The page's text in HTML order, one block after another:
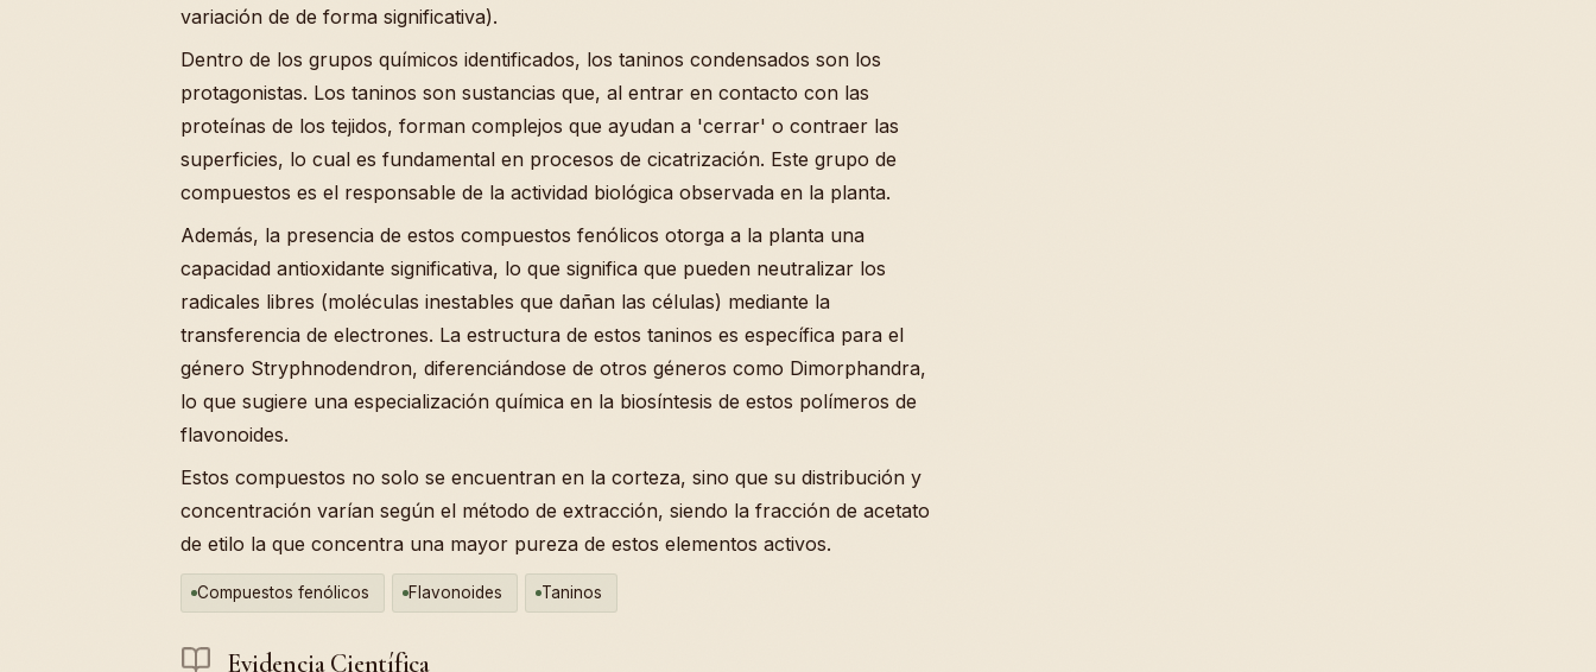
variación de de forma significativa).
Dentro de los grupos químicos identificados, los taninos condensados son los
protagonistas. Los taninos son sustancias que, al entrar en contacto con las
proteínas de los tejidos, forman complejos que ayudan a 'cerrar' o contraer las
superficies, lo cual es fundamental en procesos de cicatrización. Este grupo de
compuestos es el responsable de la actividad biológica observada en la planta.
Además, la presencia de estos compuestos fenólicos otorga a la planta una
capacidad antioxidante significativa, lo que significa que pueden neutralizar los
radicales libres (moléculas inestables que dañan las células) mediante la
transferencia de electrones. La estructura de estos taninos es específica para el
género Stryphnodendron, diferenciándose de otros géneros como Dimorphandra,
lo que sugiere una especialización química en la biosíntesis de estos polímeros de
flavonoides.
Estos compuestos no solo se encuentran en la corteza, sino que su distribución y
concentración varían según el método de extracción, siendo la fracción de acetato
de etilo la que concentra una mayor pureza de estos elementos activos.
Compuestos fenólicos Flavonoides Taninos
Evidencia Científica